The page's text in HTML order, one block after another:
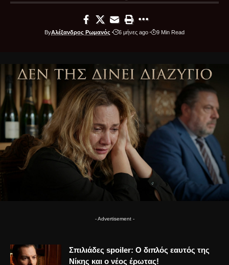
ByΑλέξανδρος Ρωμανός 6 μήνες ago 9 Min Read
- Advertisement -
Σπιλιάδες spoiler: Ο διπλός εαυτός της
Νίκης και ο νέος έρωτας!